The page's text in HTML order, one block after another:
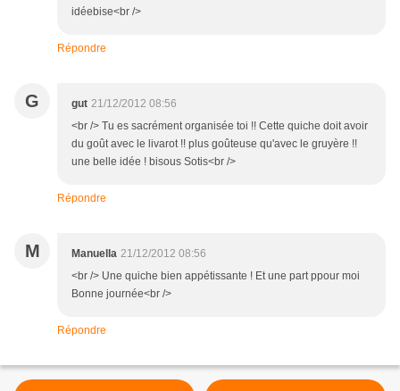
idéebise<br />
Répondre
G gut 21/12/2012 08:56
<br /> Tu es sacrément organisée toi !! Cette quiche doit avoir
du goût avec le livarot !! plus goûteuse qu'avec le gruyère !!
une belle idée ! bisous Sotis<br />
Répondre
M Manuella 21/12/2012 08:56
<br /> Une quiche bien appétissante ! Et une part ppour moi
Bonne journée<br />
Répondre